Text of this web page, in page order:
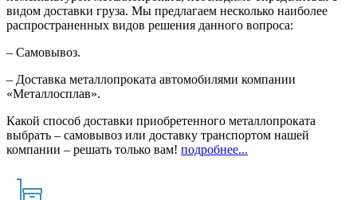
видом доставки груза. Мы предлагаем несколько наиболее
распространенных видов решения данного вопроса:
– Самовывоз.
– Доставка металлопроката автомобилями компании
«Металлосплав».
Какой способ доставки приобретенного металлопроката
выбрать – самовывоз или доставку транспортом нашей
компании – решать только вам! подробнее...